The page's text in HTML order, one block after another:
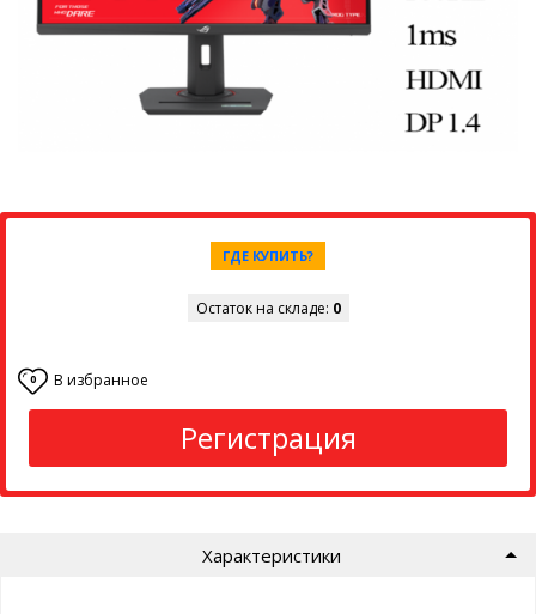
ГДЕ КУПИТЬ?
Остаток на складе: 0
0 В избранное
Регистрация
Характеристики